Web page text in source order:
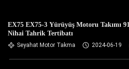
EX75 EX75-3 Yürüyüş Motoru Takımı
Nihai Tahrik Tertibatı
Seyahat Motor Takma 2024-06-19